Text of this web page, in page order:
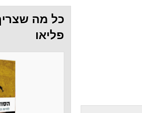
כל מה שצריך